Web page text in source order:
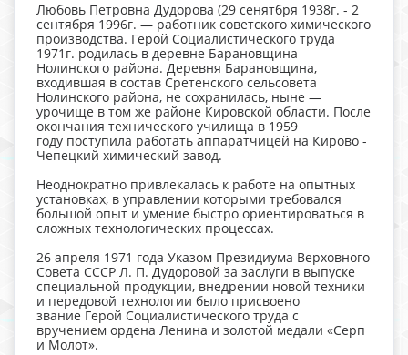
Любовь Петровна Дудорова (29 сенятбря 1938г. - 2
сентября 1996г. — работник советского химического
производства. Герой Социалистического труда
1971г. родилась в деревне Барановщина
Нолинского района. Деревня Барановщина,
входившая в состав Сретенского сельсовета
Нолинского района, не сохранилась, ныне —
урочище в том же районе Кировской области. После
окончания технического училища в 1959
году поступила работать аппаратчицей на Кирово -
Чепецкий химический завод.
Неоднократно привлекалась к работе на опытных
установках, в управлении которыми требовался
большой опыт и умение быстро ориентироваться в
сложных технологических процессах.
26 апреля 1971 года Указом Президиума Верховного
Совета СССР Л. П. Дудоровой за заслуги в выпуске
специальной продукции, внедрении новой техники
и передовой технологии было присвоено
звание Герой Социалистического труда с
вручением ордена Ленина и золотой медали «Серп
и Молот».